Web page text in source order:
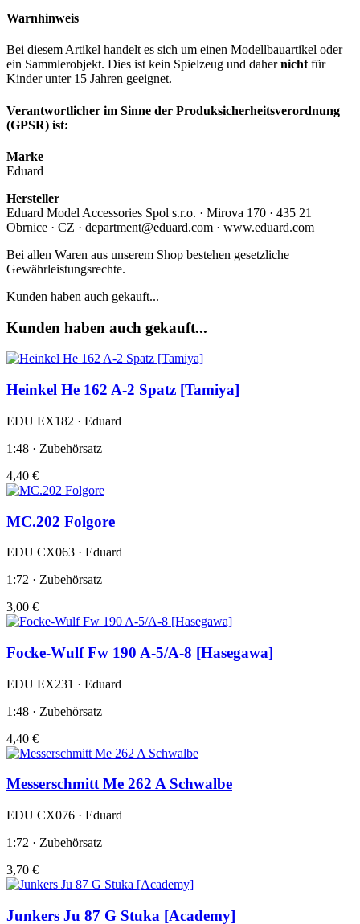
Warnhinweis
Bei diesem Artikel handelt es sich um einen Modellbauartikel oder
ein Sammlerobjekt. Dies ist kein Spielzeug und dahernicht für
Kinder unter 15 Jahren geeignet.
Verantwortlicher im Sinne der Produksicherheitsverordnung
(GPSR) ist:
Marke
Eduard
Hersteller
Eduard Model Accessories Spol s.r.o. · Mirova 170 · 435 21
Obrnice · CZ · department@eduard.com · www.eduard.com
Bei allen Waren aus unserem Shop bestehen gesetzliche
Gewährleistungsrechte.
Kunden haben auch gekauft...
Kunden haben auch gekauft...
Heinkel He 162 A-2 Spatz [Tamiya]
EDU EX182 · Eduard
1:48 · Zubehörsatz
4,40 €
MC.202 Folgore
EDU CX063 · Eduard
1:72 · Zubehörsatz
3,00 €
Focke-Wulf Fw 190 A-5/A-8 [Hasegawa]
EDU EX231 · Eduard
1:48 · Zubehörsatz
4,40 €
Messerschmitt Me 262 A Schwalbe
EDU CX076 · Eduard
1:72 · Zubehörsatz
3,70 €
Junkers Ju 87 G Stuka [Academy]